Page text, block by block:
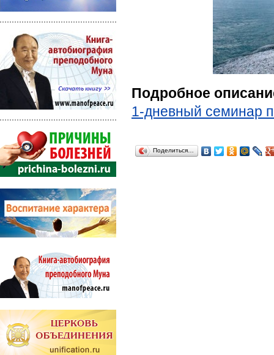
Подробное
1-дневный семинар
Поделиться…